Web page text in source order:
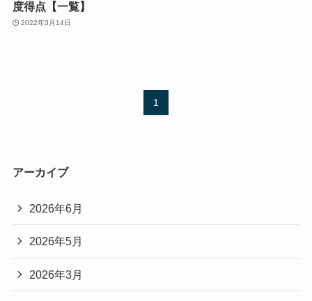
度得点【一覧】
2022年3月14日
1
アーカイブ
2026年6月
2026年5月
2026年3月